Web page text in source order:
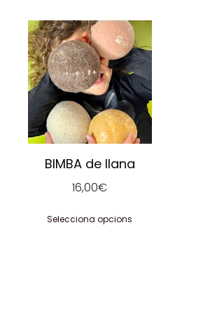
BIMBA de llana
16,00€
Selecciona opcions